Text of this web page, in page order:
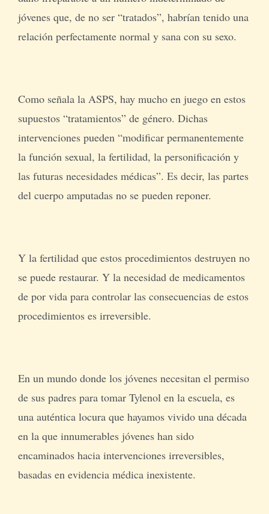
jóvenes que, de no ser “tratados”, habrían tenido una
relación perfectamente normal y sana con su sexo.
Como señala la ASPS, hay mucho en juego en estos
supuestos “tratamientos” de género. Dichas
intervenciones pueden “modificar permanentemente
la función sexual, la fertilidad, la personificación y
las futuras necesidades médicas”. Es decir, las partes
del cuerpo amputadas no se pueden reponer.
Y la fertilidad que estos procedimientos destruyen no
se puede restaurar. Y la necesidad de medicamentos
de por vida para controlar las consecuencias de estos
procedimientos es irreversible.
En un mundo donde los jóvenes necesitan el permiso
de sus padres para tomar Tylenol en la escuela, es
una auténtica locura que hayamos vivido una década
en la que innumerables jóvenes han sido
encaminados hacia intervenciones irreversibles,
basadas en evidencia médica inexistente.